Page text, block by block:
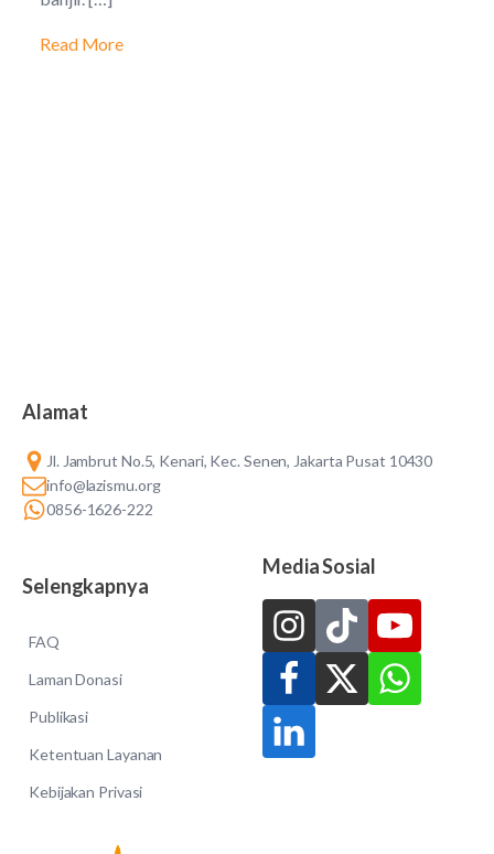
Read More
Alamat
Jl. Jambrut No.5, Kenari, Kec. Senen, Jakarta Pusat 10430
info@lazismu.org
0856-1626-222
Selengkapnya
FAQ
Laman Donasi
Publikasi
Ketentuan Layanan
Kebijakan Privasi
Media Sosial